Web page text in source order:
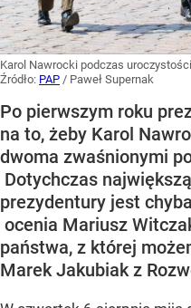
Karol Nawrocki podczas
Źródło: PAP / Paweł Supernak
Po pierwszym roku
na to, żeby Karol
dwoma zwaśnionymi
Dotychczas
prezydentury jest
ocenia Mariusz
państwa, z której
Marek Jakubiak z